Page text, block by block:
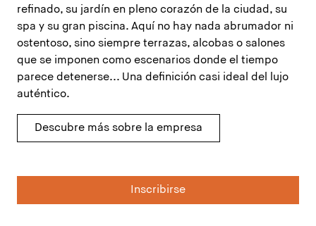
refinado, su jardín en pleno corazón de la ciudad, su
spa y su gran piscina. Aquí no hay nada abrumador ni
ostentoso, sino siempre terrazas, alcobas o salones
que se imponen como escenarios donde el tiempo
parece detenerse... Una definición casi ideal del lujo
auténtico.
Descubre más sobre la empresa
Inscribirse